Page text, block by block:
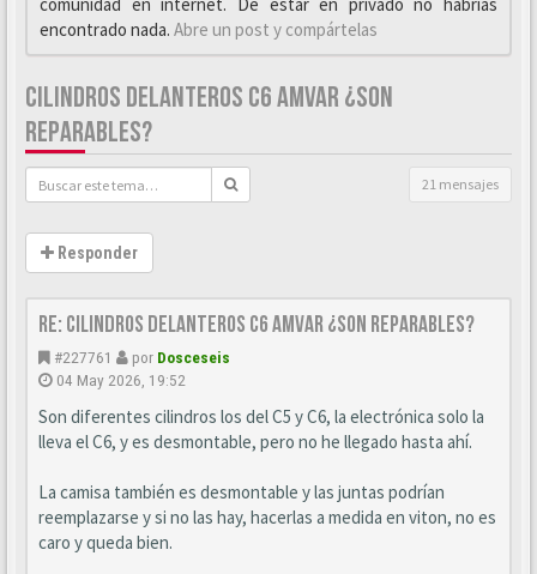
encontrado nada. Abre un post y compártelas
CILINDROS DELANTEROS C6 AMVAR ¿SON
REPARABLES?
21 mensajes
Responder
Re: CILINDROS DELANTEROS C6 AMVAR ¿SON REPARABLES?
#227761 por Dosceseis
04 May 2026, 19:52
Son diferentes cilindros los del C5 y C6, la electrónica solo la
lleva el C6, y es desmontable, pero no he llegado hasta ahí.
La camisa también es desmontable y las juntas podrían
reemplazarse y si no las hay, hacerlas a medida en viton, no es
caro y queda bien.